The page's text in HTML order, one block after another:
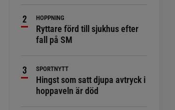
HOPPNING
Ryttare förd till sjukhus efter
fall på SM
SPORTNYTT
Hingst som satt djupa avtryck i
hoppaveln är död